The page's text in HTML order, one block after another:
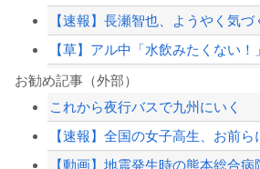
【速報】長瀬智也、ようやく気
天音かなたは今頃新入社員として
お勧め記事（外部）
これから夜行バスで九州にいく